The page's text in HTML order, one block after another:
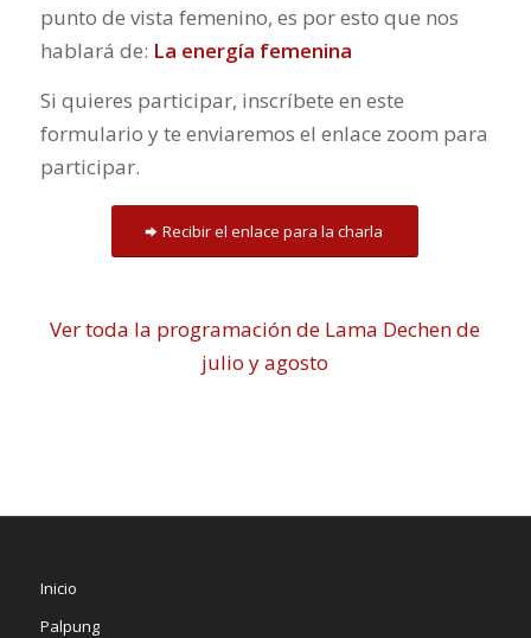
punto de vista femenino, es por esto que nos
hablará de: La energía femenina
Si quieres participar, inscríbete en este
formulario y te enviaremos el enlace zoom para
participar.
Recibir el enlace para la charla
Ver toda la programación de Lama Dechen de
julio y agosto
Inicio
Palpung